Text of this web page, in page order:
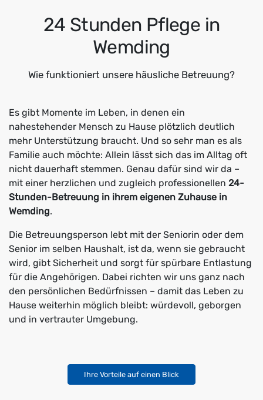
24 Stunden Pflege in
Wemding
Wie funktioniert unsere häusliche Betreuung?
Es gibt Momente im Leben, in denen ein
nahestehender Mensch zu Hause plötzlich deutlich
mehr Unterstützung braucht. Und so sehr man es als
Familie auch möchte: Allein lässt sich das im Alltag oft
nicht dauerhaft stemmen. Genau dafür sind wir da –
mit einer herzlichen und zugleich professionellen 24-
Stunden-Betreuung in ihrem eigenen Zuhause in
Wemding.
Die Betreuungsperson lebt mit der Seniorin oder dem
Senior im selben Haushalt, ist da, wenn sie gebraucht
wird, gibt Sicherheit und sorgt für spürbare Entlastung
für die Angehörigen. Dabei richten wir uns ganz nach
den persönlichen Bedürfnissen – damit das Leben zu
Hause weiterhin möglich bleibt: würdevoll, geborgen
und in vertrauter Umgebung.
Ihre Vorteile auf einen Blick